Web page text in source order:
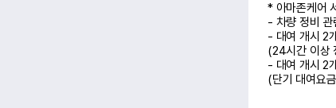
* 아마존케어
- 차량 정비 관
- 대여 개시 2
(24시간 이상
- 대여 개시 2
(단기 대여요